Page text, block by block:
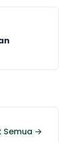
Semua →